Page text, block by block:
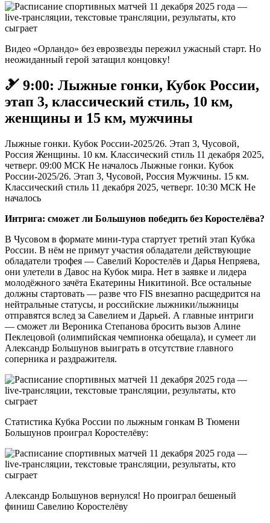
Видео «Орландо» без еврозвезды пережил ужасный старт. Но
неожиданный герой затащил концовку!
🎿 9:00: Лыжные гонки, Кубок России,
этап 3, классический стиль, 10 км,
женщины и 15 км, мужчины
Лыжные гонки. Кубок России-2025/26. Этап 3, Чусовой,
Россия Женщины. 10 км. Классический стиль 11 декабря 2025,
четверг. 09:00 МСК Не началось Лыжные гонки. Кубок
России-2025/26. Этап 3, Чусовой, Россия Мужчины. 15 км.
Классический стиль 11 декабря 2025, четверг. 10:30 МСК Не
началось
Интрига: сможет ли Большунов победить без Коростелёва?
В Чусовом в формате мини-тура стартует третий этап Кубка
России. В нём не примут участия обладатели действующие
обладатели трофея — Савелий Коростелёв и Дарья Непряева,
они улетели в Давос на Кубок мира. Нет в заявке и лидера
молодёжного зачёта Екатерины Никитиной. Все остальные
должны стартовать — разве что FIS внезапно расщедрится на
нейтральные статусы, и российские лыжники/лыжницы
отправятся вслед за Савелием и Дарьей. А главные интриги
— сможет ли Вероника Степанова бросить вызов Алине
Пеклецовой (олимпийская чемпионка обещала), и сумеет ли
Александр Большунов выиграть в отсутствие главного
соперника и раздражителя.
Статистика Кубка России по лыжным гонкам В Тюмени
Большунов проиграл Коростелёву:
Александр Большунов вернулся! Но проиграл бешеный
финиш Савелию Коростелёву